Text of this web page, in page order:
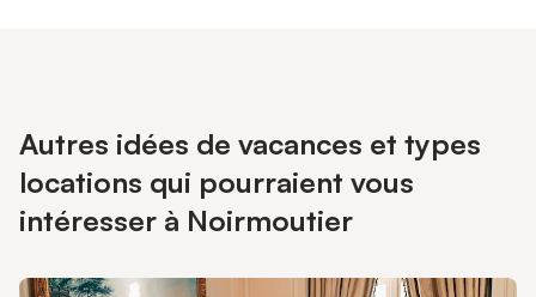
Autres idées de vacances et types
locations qui pourraient vous
intéresser à Noirmoutier